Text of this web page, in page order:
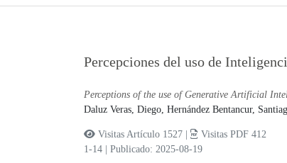
Percepciones del uso de
Perceptions of the use of Generative Artificial
Daluz Veras, Diego, Hernández Bentancur,
Visitas Artículo 1527 |
Visitas PDF 412
1-14
Publicado: 2025-08-19